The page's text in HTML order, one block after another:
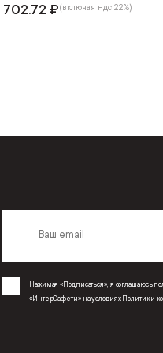
702.72 ₽(включая ндс 22%)
Нажимая «Подписаться», я соглашаюсь
«ИнтерСафети» на условиях Политики